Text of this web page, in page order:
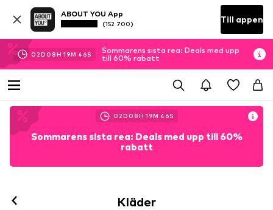
ABOUT YOU App
(152 700) Till appen
02D 08H 19M 44S
Sommarens sista rea: Deals med upp
till 60% rabatt
02D 08H 19M 44S
Sommarens sista rea: Deals med upp till 60%
rabatt
Kläder